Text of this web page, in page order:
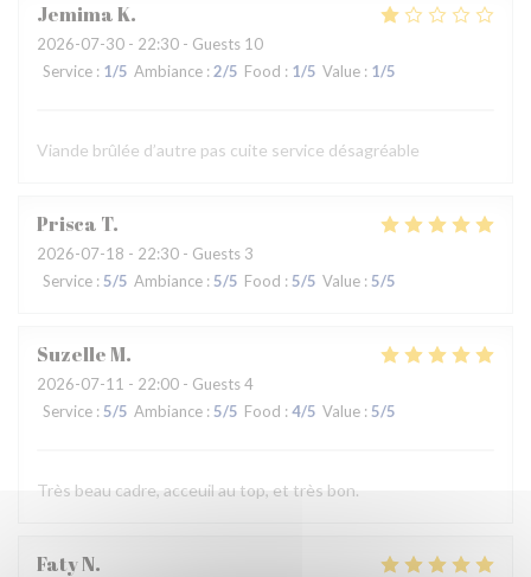
JemimaK
2026-07-30 - 22:30 - Guests 10
Service : 1/5 Ambiance : 2/5 Food : 1/5 Value : 1/5
Viande brûlée d’autre pas cuite service désagréable
Prisca T
2026-07-18 - 22:30 - Guests 3
Service : 5/5 Ambiance : 5/5 Food : 5/5 Value : 5/5
SuzelleM
2026-07-11 - 22:00 - Guests 4
Service : 5/5 Ambiance : 5/5 Food : 4/5 Value : 5/5
Très beau cadre, acceuil au top, et très bon.
FatyN